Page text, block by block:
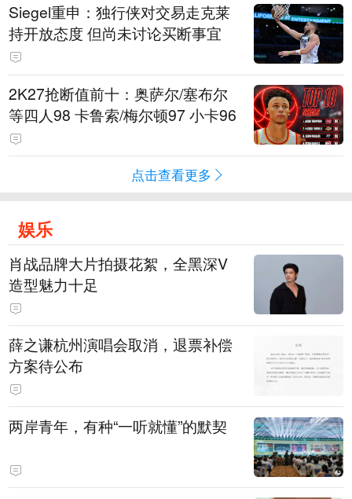
Siegel重申：独行侠对交易走克莱
持开放态度 但尚未讨论买断事宜
2K27抢断值前十：奥萨尔/塞布尔
等四人98 卡鲁索/梅尔顿97 小卡96
点击查看更多
娱乐
肖战品牌大片拍摄花絮，全黑深V
造型魅力十足
薛之谦杭州演唱会取消，退票补偿
方案待公布
两岸青年，有种“一听就懂”的默契